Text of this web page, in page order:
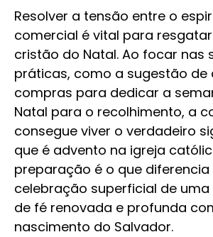
Resolver a tensão entre o
comercial é vital para
cristão do Natal. Ao focar nas
práticas, como a sugestão de
compras para dedicar a
Natal para o recolhimento, a
consegue viver o verdadeiro
que é advento na igreja
preparação é o que diferencia
celebração superficial de uma
de fé renovada e profunda
nascimento do Salvador.